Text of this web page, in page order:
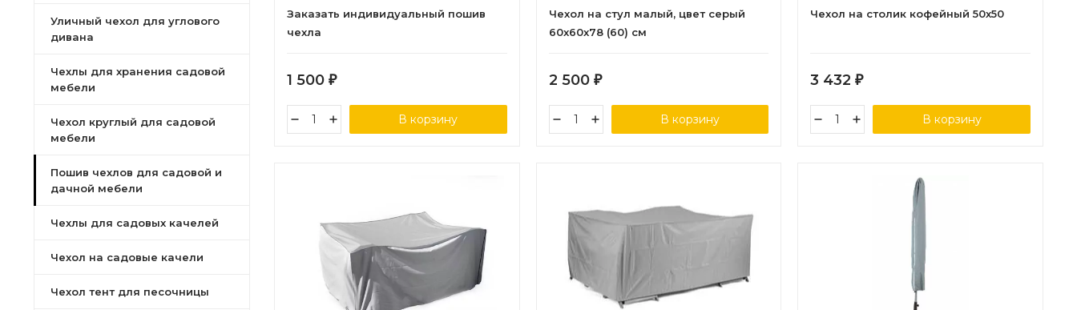
Уличный чехол для углового
дивана
Чехлы для хранения садовой
мебели
Чехол круглый для садовой
мебели
Пошив чехлов для садовой и
дачной мебели
Чехлы для садовых качелей
Чехол на садовые качели
Чехол тент для песочницы
Заказать индивидуальный пошив
чехла
1 500 ₽
В корзину
Чехол на стул малый, цвет серый
60x60x78 (60) см
2 500 ₽
В корзину
Чехол на столик кофейный 50х50
3 432₽
В корзину